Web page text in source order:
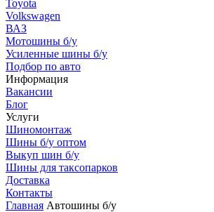
Toyota
Volkswagen
ВАЗ
Мотошины б/у
Усиленные шины б/у
Подбор по авто
Информация
Вакансии
Блог
Услуги
Шиномонтаж
Шины б/у оптом
Выкуп шин б/у
Шины для таксопарков
Доставка
Контакты
Главная Автошины б/у